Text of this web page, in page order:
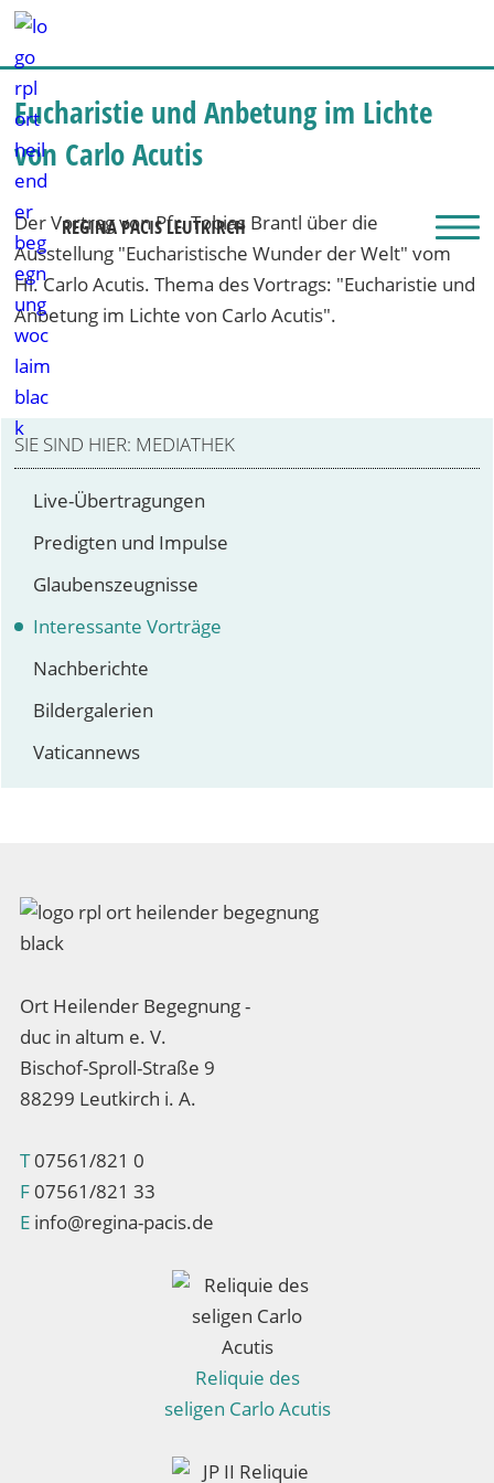
REGINA PACIS LEUTKIRCH
MEDIATHEK
Live-Übertragungen
Predigten und Impulse
Glaubenszeugnisse
Interessante Vorträge
Nachberichte
Bildergalerien
Vaticannews
Eucharistie und Anbetung im Lichte
von Carlo Acutis
Der Vortrag von Pfr. Tobias Brantl über die
Ausstellung "Eucharistische Wunder der Welt" vom
Hl. Carlo Acutis. Thema des Vortrags: "Eucharistie und
Anbetung im Lichte von Carlo Acutis".
diesen Besuch. Sie können Ihre Zustimmung
jederzeit über einen Button in den
Ort Heilender Begegnung -
duc in altum e. V.
Bischof-Sproll-Straße 9
88299 Leutkirch i. A.
T07561/821 0
F07561/821 33
E info@regina-pacis.de
Reliquie des
seligen Carlo Acutis